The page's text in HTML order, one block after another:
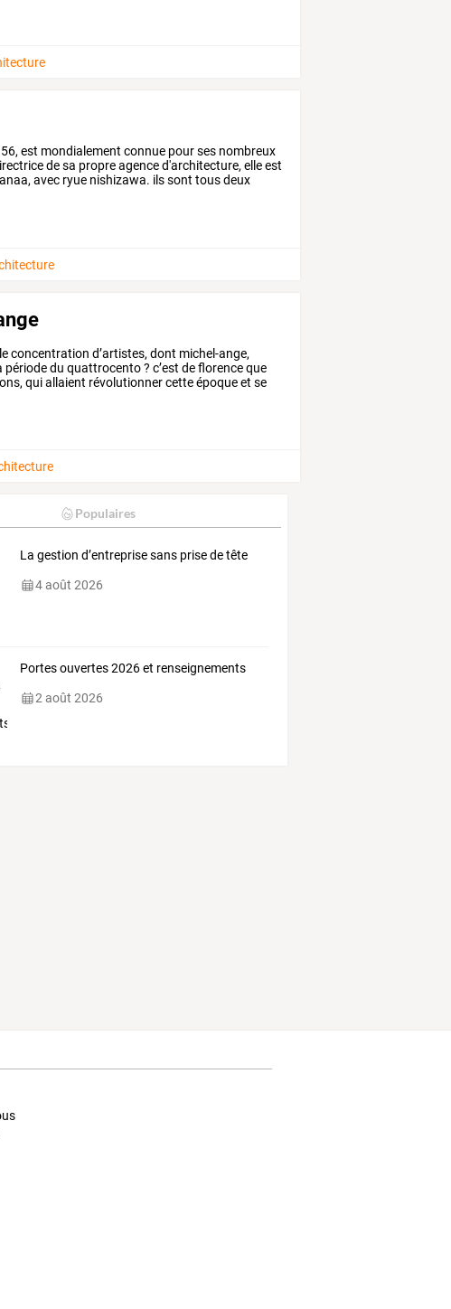
est mondialement connue pourses nombreux
desa propreagenced'architecture, elleest
avec ryue nishizawa. ilssont tousdeux
concentration d’artistes, dont michel-ange,
périodedu quattrocento? c’est deflorenceque
quiallaient révolutionnercetteépoqueet se
Populaires
La gestion d’entreprise sans prise de tête
4 août 2026
Portes ouvertes 2026 et renseignements
2 août 2026